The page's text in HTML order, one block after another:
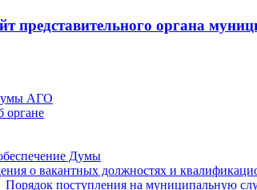
представительного органа
АГО
органе
Думы
о вакантных должностях и
Порядок поступления на муниципальную